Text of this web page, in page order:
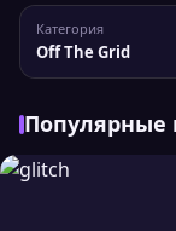
канала
максимальный
При
Категория
Off The Grid
Популярные